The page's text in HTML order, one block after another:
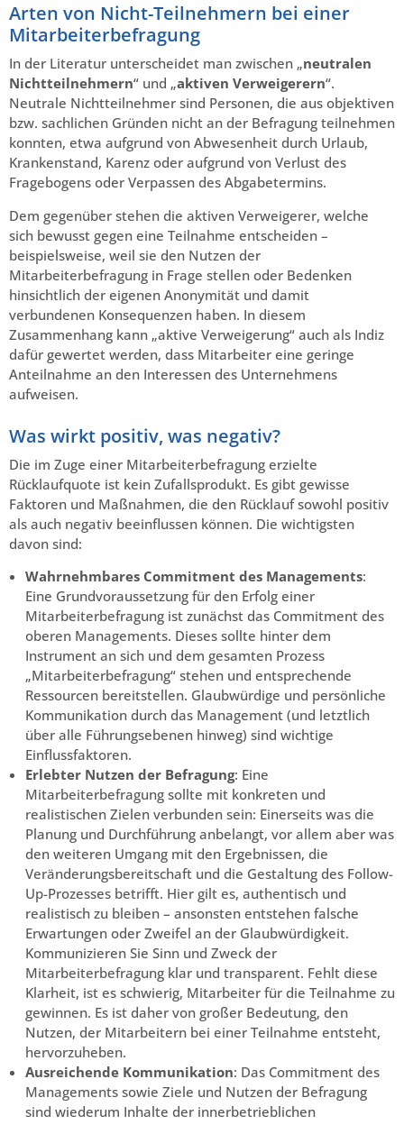
Arten von Nicht-Teilnehmern bei einer
Mitarbeiterbefragung
In der Literatur unterscheidet man zwischen „neutralen
Nichtteilnehmern“ und „aktiven Verweigerern“.
Neutrale Nichtteilnehmer sind Personen, die aus objektiven
bzw. sachlichen Gründen nicht an der Befragung teilnehmen
konnten, etwa aufgrund von Abwesenheit durch Urlaub,
Krankenstand, Karenz oder aufgrund von Verlust des
Fragebogens oder Verpassen des Abgabetermins.
Dem gegenüber stehen die aktiven Verweigerer, welche
sich bewusst gegen eine Teilnahme entscheiden –
beispielsweise, weil sie den Nutzen der
Mitarbeiterbefragung in Frage stellen oder Bedenken
hinsichtlich der eigenen Anonymität und damit
verbundenen Konsequenzen haben. In diesem
Zusammenhang kann „aktive Verweigerung“ auch als Indiz
dafür gewertet werden, dass Mitarbeiter eine geringe
Anteilnahme an den Interessen des Unternehmens
aufweisen.
Was wirkt positiv, was negativ?
Die im Zuge einer Mitarbeiterbefragung erzielte
Rücklaufquote ist kein Zufallsprodukt. Es gibt gewisse
Faktoren und Maßnahmen, die den Rücklauf sowohl positiv
als auch negativ beeinflussen können. Die wichtigsten
davon sind:
Wahrnehmbares Commitment des Managements:
Eine Grundvoraussetzung für den Erfolg einer
Mitarbeiterbefragung ist zunächst das Commitment des
oberen Managements. Dieses sollte hinter dem
Instrument an sich und dem gesamten Prozess
„Mitarbeiterbefragung“ stehen und entsprechende
Ressourcen bereitstellen. Glaubwürdige und persönliche
Kommunikation durch das Management (und letztlich
über alle Führungsebenen hinweg) sind wichtige
Einflussfaktoren.
Erlebter Nutzen der Befragung: Eine
Mitarbeiterbefragung sollte mit konkreten und
realistischen Zielen verbunden sein: Einerseits was die
Planung und Durchführung anbelangt, vor allem aber was
den weiteren Umgang mit den Ergebnissen, die
Veränderungsbereitschaft und die Gestaltung des Follow-
Up-Prozesses betrifft. Hier gilt es, authentisch und
realistisch zu bleiben – ansonsten entstehen falsche
Erwartungen oder Zweifel an der Glaubwürdigkeit.
Kommunizieren Sie Sinn und Zweck der
Mitarbeiterbefragung klar und transparent. Fehlt diese
Klarheit, ist es schwierig, Mitarbeiter für die Teilnahme zu
gewinnen. Es ist daher von großer Bedeutung, den
Nutzen, der Mitarbeitern bei einer Teilnahme entsteht,
hervorzuheben.
Ausreichende Kommunikation: Das Commitment des
Managements sowie Ziele und Nutzen der Befragung
sind wiederum Inhalte der innerbetrieblichen